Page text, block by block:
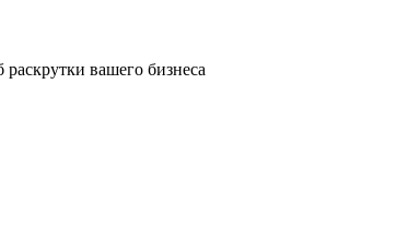
вашего бизнеса